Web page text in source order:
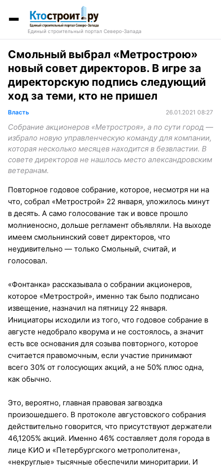
Единый строительный портал Северо-Запада
Смольный выбрал «Метрострою»
новый совет директоров. В игре за
директорскую подпись следующий
ход за теми, кто не пришел
Власть 26.01.2021 08:27
Собрание акционеров «Метростроя», а по сути город —
избрало новую управленческую команду для компании,
которая несколько месяцев находится в безвластии. В
совете директоров не нашлось место александровским
ветеранам.
Повторное годовое собрание, которое, несмотря ни на
что, собрал «Метрострой» 22 января, уложилось минут
в десять. А само голосование так и вовсе прошло
молниеносно, дольше регламент объявляли. На выходе
имеем смольнинский совет директоров, что
неудивительно — только Смольный, считай, и
голосовал.
«Фонтанка» рассказывала о собрании акционеров,
которое «Метрострой», именно так было подписано
извещение, назначил на пятницу 22 января.
Инициаторы исходили из того, что годовое собрание в
августе недобрало кворума и не состоялось, а значит
есть все основания для созыва повторного, которое
считается правомочным, если участие принимают
всего 30% от голосующих акций, а не 50% плюс одна,
как обычно.
Это, вероятно, главная правовая загвоздка
произошедшего. В протоколе августовского собрания
действительно говорится, что присутствуют держатели
46,1205% акций. Именно 46% составляет доля города в
лице КИО и «Петербургского метрополитена»,
«некруглые» тысячные обеспечили миноритарии. И